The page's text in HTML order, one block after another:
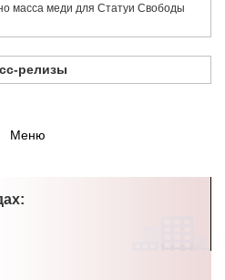
масса меди для Статуи Свободы
релизы
Меню